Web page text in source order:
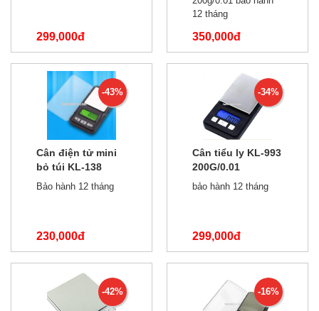
299,000đ
490,000đ
12 tháng
350,000đ
550,000đ
-43%
Cân điện tử mini
bỏ túi KL-138
100g/0.01
Bảo hành 12 tháng
230,000đ
400,000đ
-34%
Cân tiểu ly KL-993
200G/0.01
bảo hành 12 tháng
299,000đ
450,000đ
-42% -16%